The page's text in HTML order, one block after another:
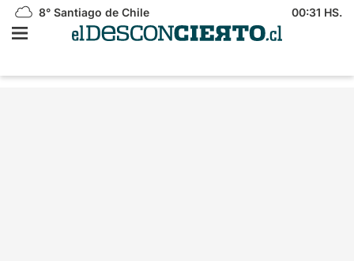
8° Santiago de Chile 00:31 HS.